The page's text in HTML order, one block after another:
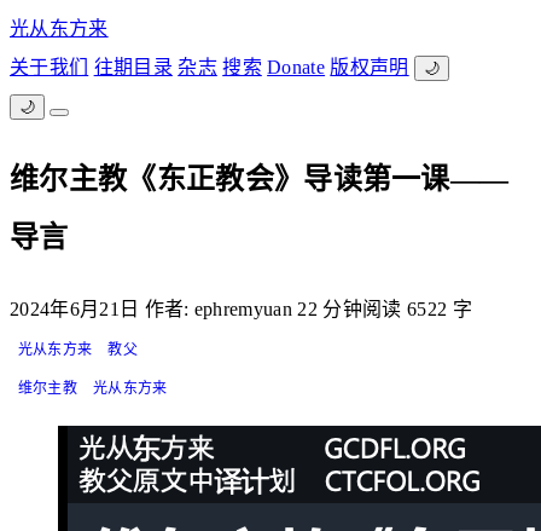
光从东方来
关于我们
往期目录 杂志 搜索 Donate 版权声明 🌙
🌙
维尔主教《东正教会》导读第一课——
导言
2024年6月21日 作者: ephremyuan 22 分钟阅读 6522 字
光从东方来 教父
维尔主教 光从东方来